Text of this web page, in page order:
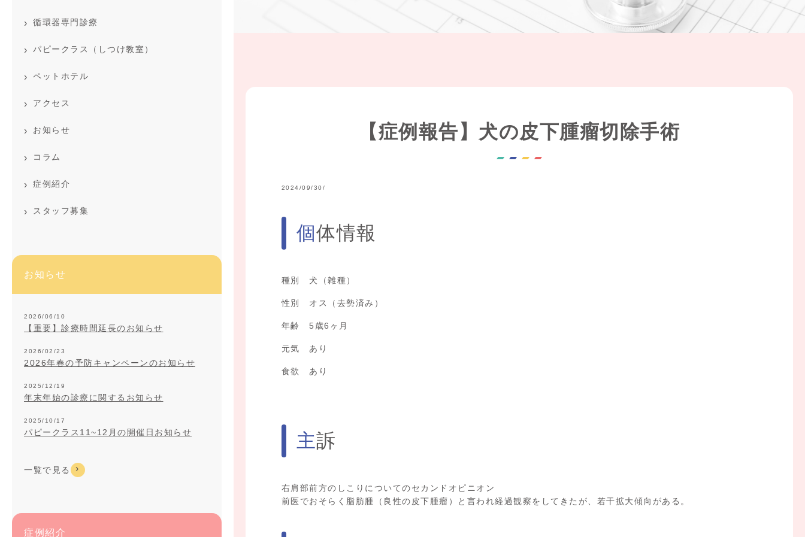
【症例報告】犬の皮下腫瘤切除手術
2024/09/30/
個体情報
種別 犬（雑種）
性別 オス（去勢済み）
年齢 5歳6ヶ月
元気 あり
食欲 あり
主訴
右肩部前方のしこりについてのセカンドオピニオン
前医でおそらく脂肪腫（良性の皮下腫瘤）と言われ経過観察をしてきたが、若干拡大傾向がある。
循環器専門診療
パピークラス（しつけ教室）
ペットホテル
アクセス
お知らせ
コラム
症例紹介
スタッフ募集
お知らせ
2026/06/10
【重要】診療時間延長のお知らせ
2026/02/23
2026年春の予防キャンペーンのお知らせ
2025/12/19
年末年始の診療に関するお知らせ
2025/10/17
パピークラス11~12月の開催日お知らせ
一覧で見る
症例紹介